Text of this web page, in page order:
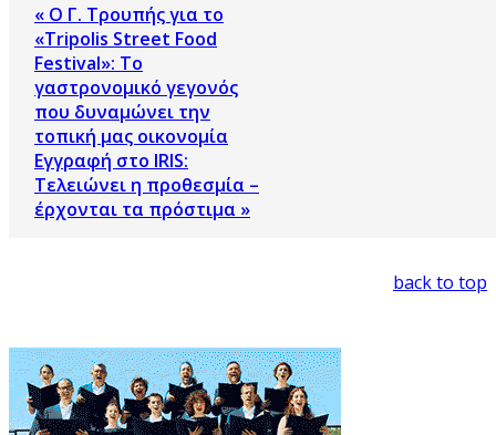
« Ο Γ. Τρουπής για το
«Tripolis Street Food
Festival»: Το
γαστρονομικό γεγονός
που δυναμώνει την
τοπική μας οικονομία
Εγγραφή στο IRIS:
Τελειώνει η προθεσμία –
έρχονται τα πρόστιμα »
back to top